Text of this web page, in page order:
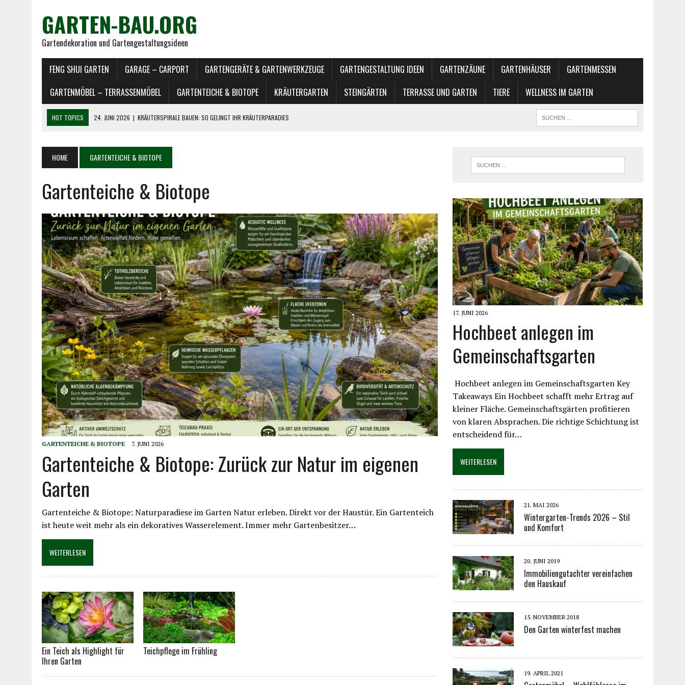
GARTEN-BAU.ORG
Gartendekoration und Gartengestaltungsideen
FENG SHUI GARTEN GARAGE – CARPORT GARTENGERÄTE & GARTENWERKZEUGE GARTENGESTALTUNG IDEEN GARTENZÄUNE GARTENHÄUSER
GARTENMESSEN
GARTENMÖBEL – TERRASSENMÖBEL
GARTENTEICHE & BIOTOPE KRÄUTERGARTEN STEINGÄRTEN TERRASSE UND GARTEN TIERE WELLNESS IM GARTEN
HOT TOPICS 24. JUNI 2026 | KRÄUTERSPIRALE BAUEN: SO GELINGT IHR KRÄUTERPARADIES
17. JUNI 2026 | HAUS UND GARTEN ENTRÜMPELN: MEHR RAUM FÜR NEUE ENERGIE
27. JUNI 2026
| PAMPASGRAS IM KÜBEL: PFLEGE, TIPPS UND ÜBERWINTERUNG
HOME GARTENTEICHE & BIOTOPE
Gartenteiche & Biotope
GARTENTEICHE & BIOTOPE 7. JUNI 2026
Gartenteiche & Biotope: Zurück zur Natur im eigenen
Garten
Gartenteiche & Biotope: Naturparadiese im Garten Natur erleben. Direkt vor der Haustür. Ein Gartenteich
ist heute weit mehr als ein dekoratives Wasserelement. Immer mehr Gartenbesitzer…
WEITERLESEN
Ein Teich als Highlight für
Ihren Garten
Teichpflege im Frühling
17. JUNI 2026
Hochbeet anlegen im
Gemeinschaftsgarten
Hochbeet anlegen im Gemeinschaftsgarten Key
Takeaways Ein Hochbeet schafft mehr Ertrag auf
kleiner Fläche. Gemeinschaftsgärten profitieren
von klaren Absprachen. Die richtige Schichtung ist
entscheidend für…
WEITERLESEN
21. MAI 2026
Wintergarten-Trends 2026 – Stil
und Komfort
20. JUNI 2019
Immobiliengutachter vereinfachen
den Hauskauf
15. NOVEMBER 2018
Den Garten winterfest machen
19. APRIL 2021